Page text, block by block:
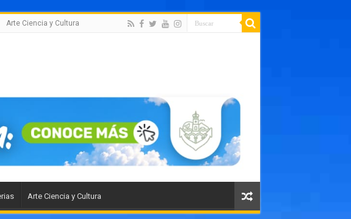
Arte Ciencia y Cultura
Arte Ciencia y Cultura